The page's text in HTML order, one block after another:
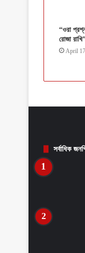
“ওরা
রোজা
April
সর্বাধিক